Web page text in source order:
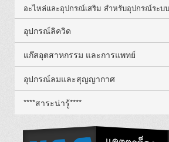
อะไหล่และอุปกรณ์เสริม สำหรับอุปกรณ์ระบ
อุปกรณ์ลิควิด
แก๊สอุตสาหกรรม และการแพทย์
อุปกรณ์ลมและสุญญากาศ
****สาระน่ารู้****